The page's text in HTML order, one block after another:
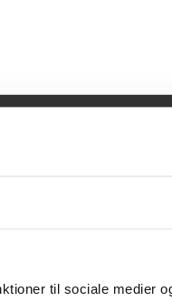
til sociale medier